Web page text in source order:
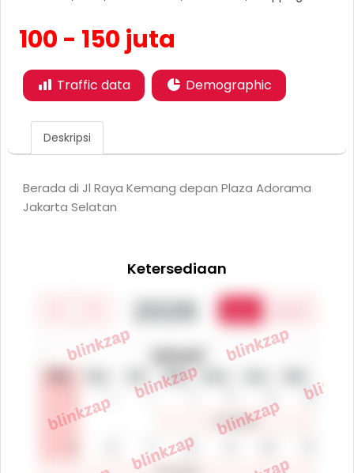
100 - 150 juta
Traffic data Demographic
Deskripsi
Berada di Jl Raya Kemang depan Plaza Adorama
Jakarta Selatan
Ketersediaan